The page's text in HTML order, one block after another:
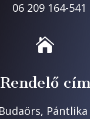
06 209 164-541

Rendelő